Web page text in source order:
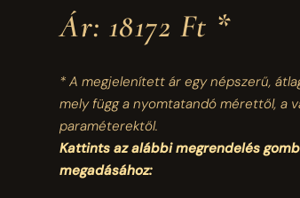
Ár: 18172 Ft *
* A megjelenített ár egy népszerű,
mely függ a nyomtatandó mérettől, a
paraméterektől.
Kattints az alábbi megrendelés
megadásához: